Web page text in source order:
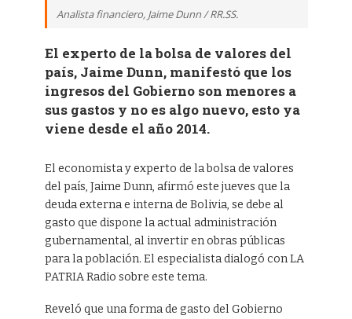
Analista financiero, Jaime Dunn / RR.SS.
El experto de la bolsa de valores del
país, Jaime Dunn, manifestó que los
ingresos del Gobierno son menores a
sus gastos y no es algo nuevo, esto ya
viene desde el año 2014.
El economista y experto de la bolsa de valores
del país, Jaime Dunn, afirmó este jueves que la
deuda externa e interna de Bolivia, se debe al
gasto que dispone la actual administración
gubernamental, al invertir en obras públicas
para la población. El especialista dialogó con LA
PATRIA Radio sobre este tema.
Reveló que una forma de gasto del Gobierno